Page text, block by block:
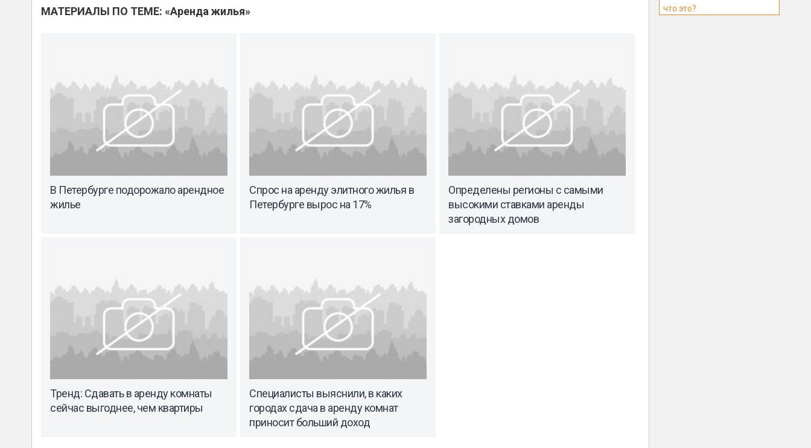
МАТЕРИАЛЫ ПО ТЕМЕ: «Аренда жилья»
В Петербурге подорожало арендное
жилье
Спрос на аренду элитного жилья в
Петербурге вырос на 17%
Определены регионы с самыми
высокими ставками аренды
загородных домов
Тренд: Сдавать в аренду комнаты
сейчас выгоднее, чем квартиры
Специалисты выяснили, в каких
городах сдача в аренду комнат
приносит больший доход
что это?